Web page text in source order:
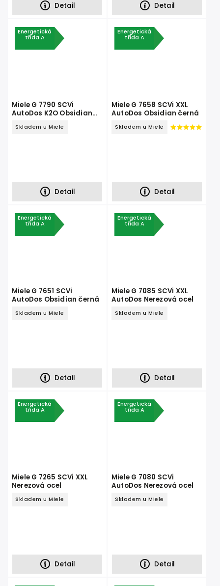
Detail Detail
Energetická
třída A
Miele G 7790 SCVi
AutoDos K2O Obsidian
Skladem u Miele
Detail
Energetická
třída A
Miele G 7658 SCVi XXL
AutoDos Obsidian černá
Skladem u Miele
Detail
Energetická
třída A
Miele G 7651 SCVi
AutoDos Obsidian černá
Skladem u Miele
Detail
Energetická
třída A
Miele G 7085 SCVi XXL
AutoDos Nerezová ocel
Skladem u Miele
Detail
Energetická
třída A
Miele G 7265 SCVi XXL
Nerezová ocel
Skladem u Miele
Detail
Energetická
třída A
Miele G 7080 SCVi
AutoDos Nerezová ocel
Skladem u Miele
Detail